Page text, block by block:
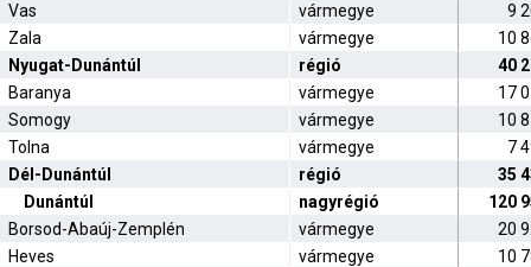
Vas
vármegye
9
Zala
vármegye
10
Nyugat-Dunántúl
régió
40
Baranya
vármegye
17
Somogy
vármegye
10
Tolna
vármegye
7
Dél-Dunántúl
régió
35
Dunántúl
nagyrégió
120
Borsod-Abaúj-Zemplén
vármegye
20
Heves
vármegye
10